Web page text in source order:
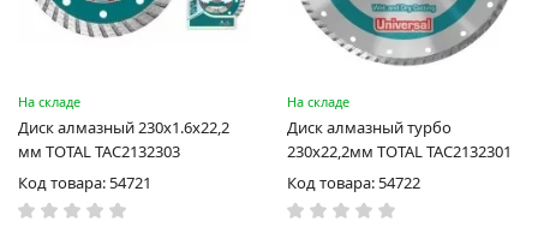
На складе
Диск алмазный 230x1.6x22,2
мм TOTAL TAC2132303
Код товара: 54721
На складе
Диск алмазный турбо
230х22,2мм TOTAL TAC2132301
Код товара: 54722